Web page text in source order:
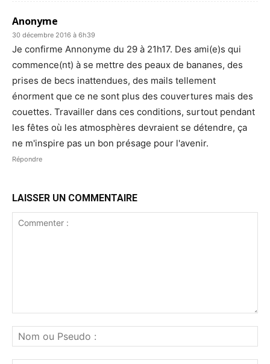
Anonyme
30 décembre 2016 à 6h39
Je confirme Annonyme du 29 à 21h17. Des ami(e)s qui
commence(nt) à se mettre des peaux de bananes, des
prises de becs inattendues, des mails tellement
énorment que ce ne sont plus des couvertures mais des
couettes. Travailler dans ces conditions, surtout pendant
les fêtes où les atmosphères devraient se détendre, ça
ne m'inspire pas un bon présage pour l'avenir.
Répondre
LAISSER UN COMMENTAIRE